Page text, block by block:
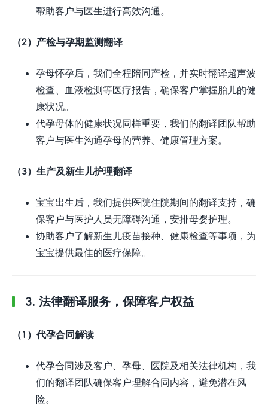
帮助客户与医生进行高效沟通。
（2）产检与孕期监测翻译
孕母怀孕后，我们全程陪同产检，并实时翻译超声波
检查、血液检测等医疗报告，确保客户掌握胎儿的健
康状况。
代孕母体的健康状况同样重要，我们的翻译团队帮助
客户与医生沟通孕母的营养、健康管理方案。
（3）生产及新生儿护理翻译
宝宝出生后，我们提供医院住院期间的翻译支持，确
保客户与医护人员无障碍沟通，安排母婴护理。
协助客户了解新生儿疫苗接种、健康检查等事项，为
宝宝提供最佳的医疗保障。
3. 法律翻译服务，保障客户权益
（1）代孕合同解读
代孕合同涉及客户、孕母、医院及相关法律机构，我
们的翻译团队确保客户理解合同内容，避免潜在风
险。